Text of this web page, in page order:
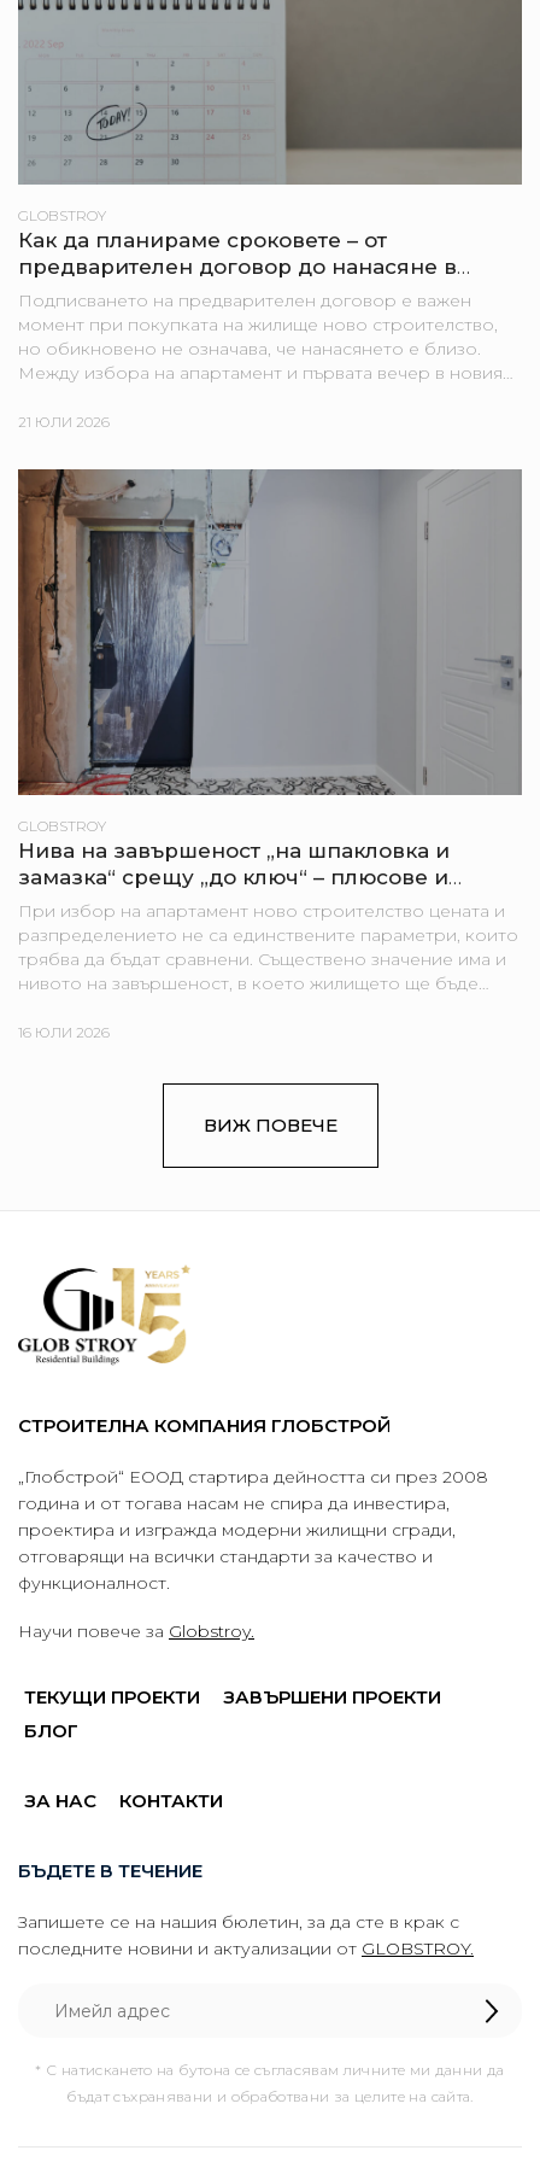
GLOBSTROY
Как да планираме сроковете – от
предварителен договор до нанасяне в
новия апартамент
Подписването на предварителен договор е важен
момент при покупката на жилище ново строителство,
но обикновено не означава, че нанасянето е близо.
Между избора на апартамент и първата вечер в новия
процедури,...
21 ЮЛИ 2026
GLOBSTROY
Нива на завършеност „на шпакловка и
замазка“ срещу „до ключ“ – плюсове и
минуси за купувача
При избор на апартамент ново строителство цената и
разпределението не са единствените параметри, които
трябва да бъдат сравнени. Съществено значение има и
нивото на завършеност, в което жилището ще бъде
предлагат „на...
16 ЮЛИ 2026
ВИЖ ПОВЕЧЕ
СТРОИТЕЛНА КОМПАНИЯ ГЛОБСТРОЙ
„Глобстрой“ ЕООД стартира дейността си през 2008
година и от тогава насам не спира да инвестира,
проектира и изгражда модерни жилищни сгради,
отговарящи на всички стандарти за качество и
функционалност.
Научи повече за Globstroy.
ТЕКУЩИ ПРОЕКТИ
ЗАВЪРШЕНИ ПРОЕКТИ
БЛОГ
ЗА НАС КОНТАКТИ
БЪДЕТЕ В ТЕЧЕНИЕ
Запишете се на нашия бюлетин, за да сте в крак с
последните новини и актуализации от GLOBSTROY.
* С натискането на бутона се съгласявам личните ми данни да
бъдат съхранявани и обработвани за целите на сайта.